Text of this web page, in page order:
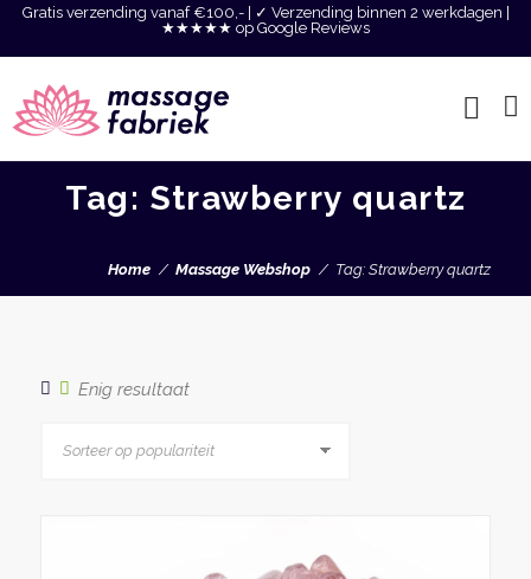
Gratis verzending vanaf €100,- | ✓ Verzending binnen 2 werkdagen |
★★★★★ op Google Reviews
Tag: Strawberry quartz
Home Massage Webshop Tag: Strawberry quartz
Enig resultaat